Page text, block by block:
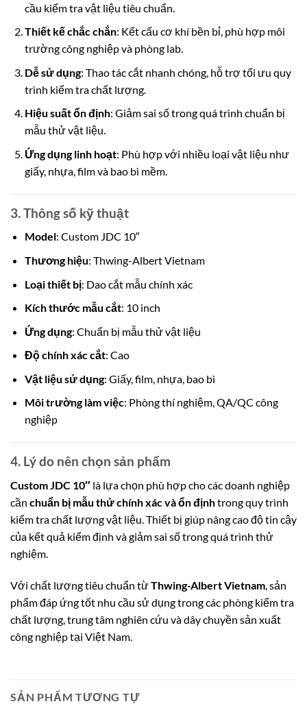
cầu kiểm tra vật liệu tiêu chuẩn.
Thiết kế chắc chắn: Kết cấu cơ khí bền bỉ, phù hợp môi
trường công nghiệp và phòng lab.
Dễ sử dụng: Thao tác cắt nhanh chóng, hỗ trợ tối ưu quy
trình kiểm tra chất lượng.
Hiệu suất ổn định: Giảm sai số trong quá trình chuẩn bị
mẫu thử vật liệu.
Ứng dụng linh hoạt: Phù hợp với nhiều loại vật liệu như
giấy, nhựa, film và bao bì mềm.
3. Thông số kỹ thuật
Model: CustomJDC 10″
Thương hiệu: Thwing-Albert Vietnam
Loại thiết bị: Dao cắt mẫu chính xác
Kích thước mẫu cắt: 10 inch
Ứng dụng: Chuẩn bị mẫu thử vật liệu
Độ chính xác cắt: Cao
Vật liệu sử dụng: Giấy, film,nhựa, bao bì
Môi trường làm việc: Phòng thí nghiệm, QA/QC công
nghiệp
4. Lý do nên chọn sản phẩm
Custom JDC 10″ là lựa chọn phù hợp cho các doanh nghiệp
cần chuẩn bị mẫu thử chính xác và ổn địnhtrong quy trình
kiểm tra chất lượng vật liệu. Thiết bị giúp nâng cao độ tin cậy
của kết quả kiểm định và giảm sai số trong quá trình thử
nghiệm.
Với chất lượng tiêu chuẩn từThwing-Albert Vietnam , sản
phẩm đáp ứng tốt nhu cầu sử dụng trong các phòng kiểm tra
chất lượng, trung tâm nghiên cứu và dây chuyền sản xuất
công nghiệp tại Việt Nam.
SẢN PHẨM TƯƠNG TỰ